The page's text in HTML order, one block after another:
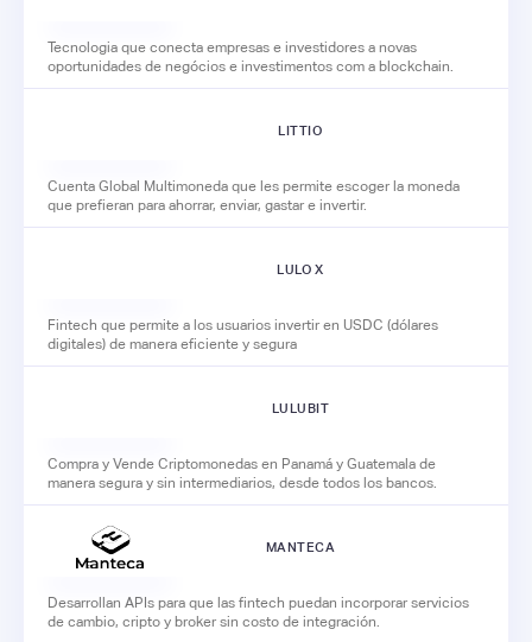
Tecnologia que conecta empresas e investidores a novas
oportunidades de negócios e investimentos com a blockchain.
LITTIO
Cuenta Global Multimoneda que les permite escoger la moneda
que prefieran para ahorrar, enviar, gastar e invertir.
LULO X
Fintech que permite a los usuarios invertir en USDC (dólares
digitales) de manera eficiente y segura
LULUBIT
Compra y Vende Criptomonedas en Panamá y Guatemala de
manera segura y sin intermediarios, desde todos los bancos.
MANTECA
Desarrollan APIs para que las fintech puedan incorporar servicios
de cambio, cripto y broker sin costo de integración.